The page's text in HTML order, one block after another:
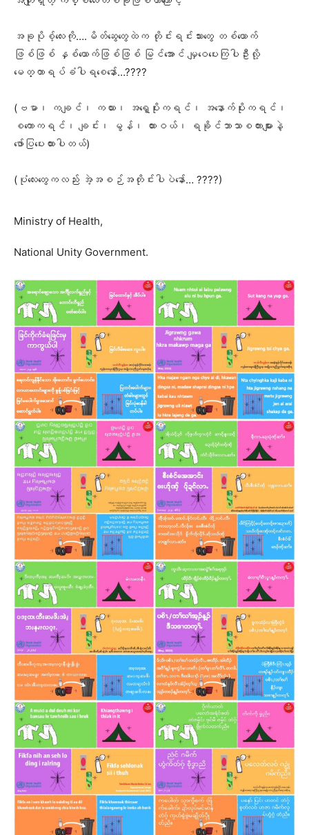
အခုပိုစ့်လေးကို….မိတ်ဆွေတွေထဲက တိုင်းရင်းသားတွေ တစ်ယောက်
ဖြစ်ဖြစ် နှစ်ယောက်ဖြစ်ဖြစ် မြင်အောင် မျှဝေပေးကြပါဦးလို့
မေတ္တာရပ်ခံပါရစေနော်…????
(ဗမာ၊ ကချင်၊ ကယား၊ အရှေ့ပိုးကရင်၊ အနောက်ပိုးကရင်၊
စကောကရင်၊ ချင်း၊ မွန်၊ ထားဝယ်၊ ရခိုင်ဘာသာစကားများနဲ့
ဖော်ပြပေးထားပါတယ်)
(ပုံလေးတွေကလည်း အဲ့အစဉ်အတိုင်းပါပဲနော်… ????)
Ministry of Health,
National Unity Government.